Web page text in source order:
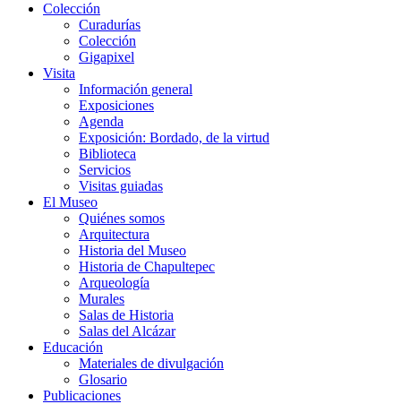
Colección
Curadurías
Colección
Gigapixel
Visita
Información general
Exposiciones
Agenda
Exposición: Bordado, de la virtud
Biblioteca
Servicios
Visitas guiadas
El Museo
Quiénes somos
Arquitectura
Historia del Museo
Historia de Chapultepec
Arqueología
Murales
Salas de Historia
Salas del Alcázar
Educación
Materiales de divulgación
Glosario
Publicaciones